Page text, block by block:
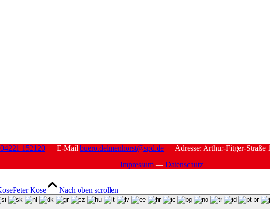
04221 152120 — E‑Mail buero.delmenhorst@spd.de — Adres­se: Arthur-Fit­ger-Stra­ße
Impres­sum— Daten­schutz
Peter Kose Nach oben scrollen